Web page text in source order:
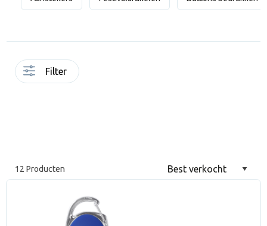
Filter
12 Producten